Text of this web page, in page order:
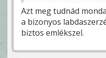
Azt meg tudnád
a bizonyos
biztos emlékszel.